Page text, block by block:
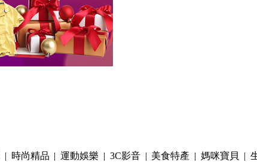
| 時尚精品 |運動娛樂 | 3C影音| 美食特產 | 媽咪寶貝 |